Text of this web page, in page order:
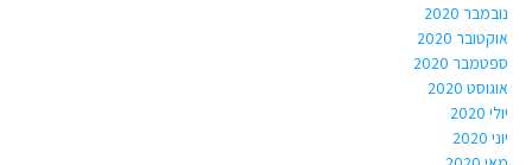
נובמבר 2020
אוקטובר 2020
ספטמבר 2020
אוגוסט 2020
יולי 2020
יוני 2020